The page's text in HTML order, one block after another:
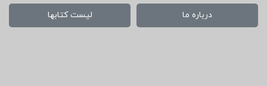
درباره ما لیست کتابها